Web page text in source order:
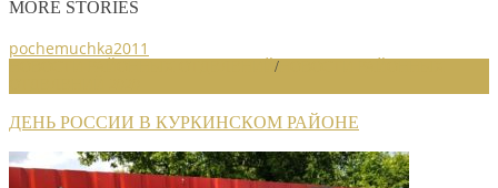
MORE STORIES
pochemuchka2011
/
ДЕНЬ РОССИИ В КУРКИНСКОМ РАЙОНЕ